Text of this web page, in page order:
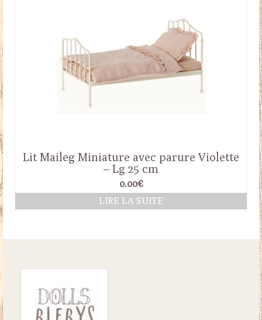
Contact
Lit Maileg Miniature avec parure Violette
– Lg 25 cm
0.00€
LIRE LA SUITE